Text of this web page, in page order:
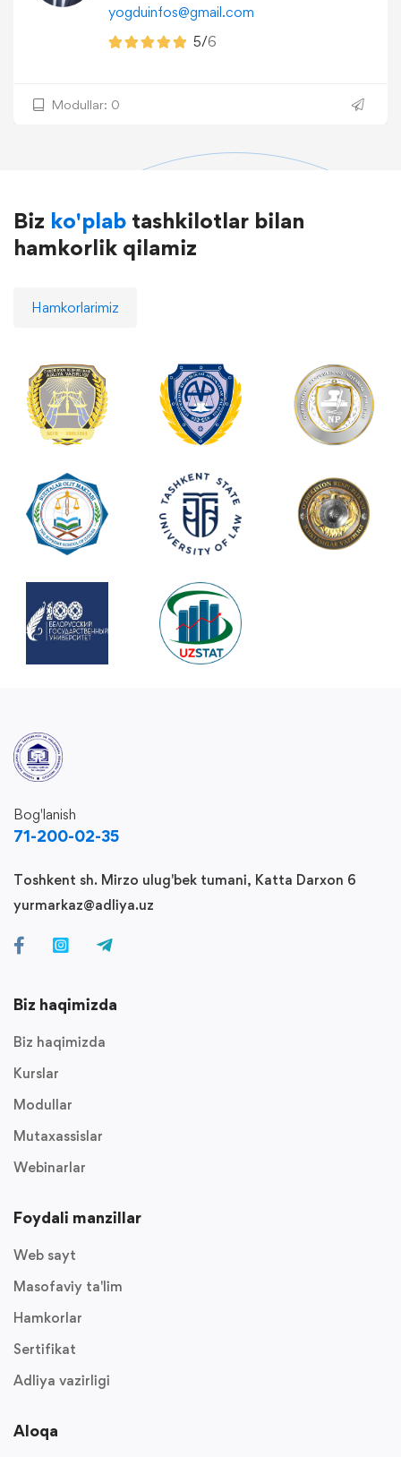
yogduinfos@gmail.com
5/6
Modullar: 0
Biz ko'plab tashkilotlar bilan
hamkorlik qilamiz
Hamkorlarimiz
Bog'lanish
71-200-02-35
Toshkent sh. Mirzo ulug'bek tumani, Katta Darxon 6
yurmarkaz@adliya.uz
Biz haqimizda
Biz haqimizda
Kurslar
Modullar
Mutaxassislar
Webinarlar
Foydali manzillar
Web sayt
Masofaviy ta'lim
Hamkorlar
Sertifikat
Adliya vazirligi
Aloqa